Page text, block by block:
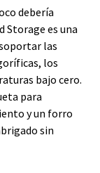
debería
Storage es una
las
los
bajo cero.
para
y un forro
sin